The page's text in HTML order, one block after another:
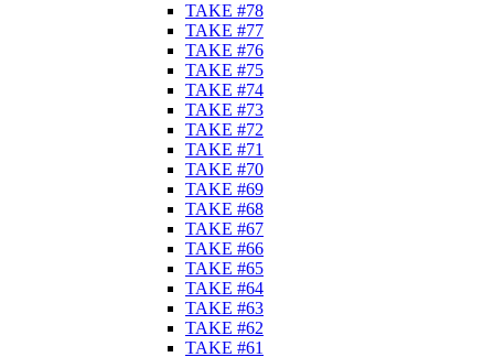
TAKE #78
TAKE #77
TAKE #76
TAKE #75
TAKE #74
TAKE #73
TAKE #72
TAKE #71
TAKE #70
TAKE #69
TAKE #68
TAKE #67
TAKE #66
TAKE #65
TAKE #64
TAKE #63
TAKE #62
TAKE #61